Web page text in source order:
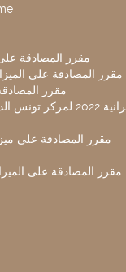
2025 مقرر المصادقة
مقرر المصادقة على الميزانية
مقرر المصادقة
مقرر المصادقة على ميزانية
مقرر المصادقة على
مقرر المصادقة على